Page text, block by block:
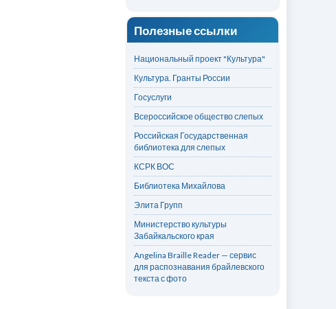
Полезные ссылки
Национальный проект "Культура"
Культура. Гранты России
Госуслуги
Всероссийское общество слепых
Российская Государственная
библиотека для слепых
КСРК ВОС
Библиотека Михайлова
Элита Групп
Министерство культуры
Забайкальского края
Angelina Braille Reader — сервис
для распознавания брайлевского
текста с фото